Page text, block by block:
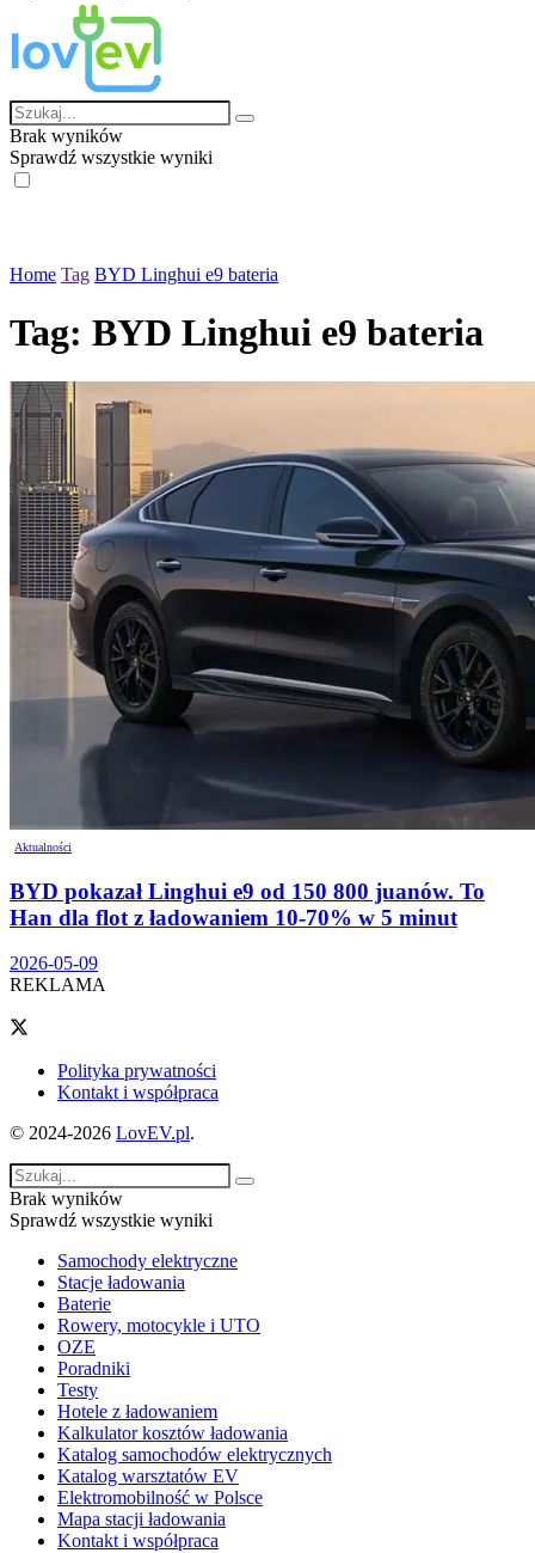
Brak wyników
Sprawdź wszystkie wyniki
Home Tag BYD Linghui e9 bateria
Tag: BYD Linghui e9 bateria
Aktualności
BYD pokazał Linghui e9 od 150 800 juanów. To
Han dla flot z ładowaniem 10-70% w 5 minut
2026-05-09
REKLAMA
Polityka prywatności
Kontakt i współpraca
© 2024-2026 LovEV.pl.
Brak wyników
Sprawdź wszystkie wyniki
Samochody elektryczne
Stacje ładowania
Baterie
Rowery, motocykle i UTO
OZE
Poradniki
Testy
Hotele z ładowaniem
Kalkulator kosztów ładowania
Katalog samochodów elektrycznych
Katalog warsztatów EV
Elektromobilność w Polsce
Mapa stacji ładowania
Kontakt i współpraca